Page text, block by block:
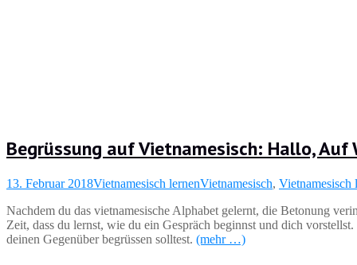
Begrüssung auf Vietnamesisch: Hallo, Auf
13. Februar 2018Vietnamesisch lernenVietnamesisch, Vietnamesisch
Nachdem du das vietnamesische Alphabet gelernt, die Betonung
Zeit, dass du lernst, wie du ein Gespräch beginnst und dich
deinen Gegenüber begrüssen solltest. (mehr …)